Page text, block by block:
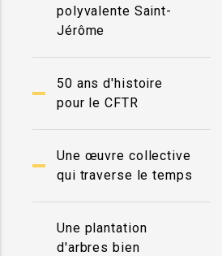
polyvalente Saint-
Jérôme
50 ans d'histoire
pour le CFTR
Une œuvre collective
qui traverse le temps
Une plantation
d'arbres bien